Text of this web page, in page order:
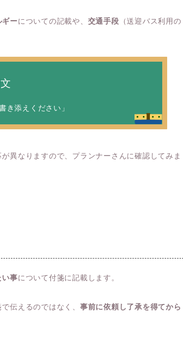
ギーについての記載や、 交通手段 （送迎バス利用の
き添えください」
異なりますので、プランナーさんに確認してみま
い事について付箋に記載します。
伝えるのではなく、 事前に依頼し了承を得てから